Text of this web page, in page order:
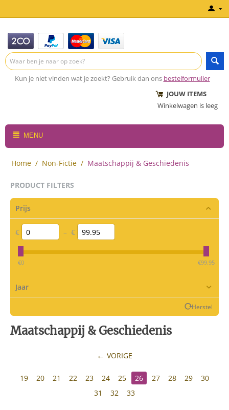
Kun je niet vinden wat je zoekt? Gebruik dan ons bestelformulier
JOUW ITEMS
Winkelwagen is leeg
MENU
Home / Non-Fictie / Maatschappij & Geschiedenis
PRODUCT FILTERS
Prijs
€ – €
‎€0 ‎€99.95
Jaar
Herstel
Maatschappij & Geschiedenis
VORIGE
19 20 21 22 23 24 25 26 27 28 29
30
31
32 33